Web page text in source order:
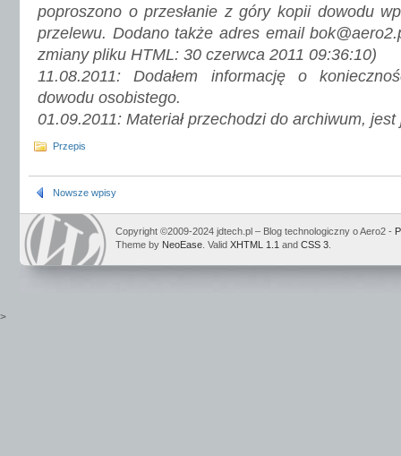
poproszono o przesłanie z góry kopii dowodu
przelewu. Dodano także adres email
zmiany pliku HTML: 30 czerwca 2011 09:36:10)
11.08.2011: Dodałem informację o
dowodu osobistego.
01.09.2011: Materiał przechodzi do archiwum,
Przepis
Nowsze wpisy
Copyright ©2009-2024 jdtech.pl – Blog technologiczny o Aero2 -
Theme by NeoEase . Valid XHTML 1.1 and CSS 3
>